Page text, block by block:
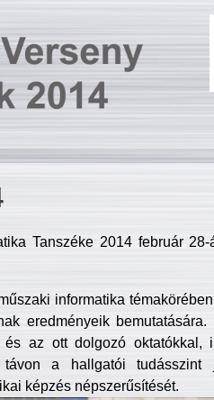
Tanszéke 2014 február
informatika
eredményeik
és az ott dolgozó
a hallgatói
képzés népszerűsítését.